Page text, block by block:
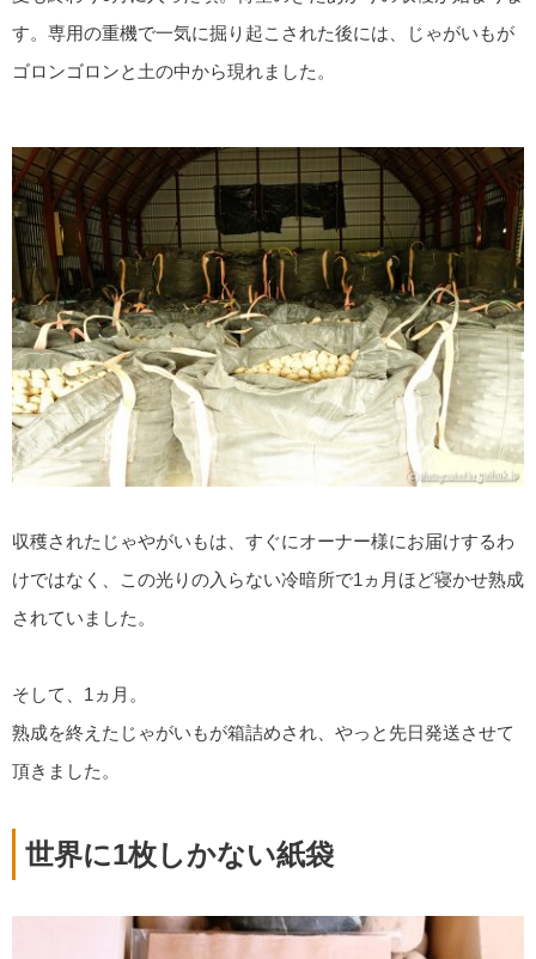
す。専用の重機で一気に掘り起こされた後には、じゃがいもが
ゴロンゴロンと土の中から現れました。
収穫されたじゃやがいもは、すぐにオーナー様にお届けするわ
けではなく、この光りの入らない冷暗所で1ヵ月ほど寝かせ熟成
されていました。
そして、1ヵ月。
熟成を終えたじゃがいもが箱詰めされ、やっと先日発送させて
頂きました。
世界に1枚しかない紙袋